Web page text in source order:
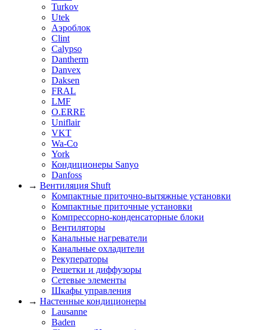
Turkov
Utek
Аэроблок
Clint
Calypso
Dantherm
Danvex
Daksen
FRAL
LMF
O.ERRE
Uniflair
VKT
Wa-Co
York
Кондиционеры Sanyo
Danfoss
→ Вентиляция Shuft
Компактные приточно-вытяжные установки
Компактные приточные установки
Компрессорно-конденсаторные блоки
Вентиляторы
Канальные нагреватели
Канальные охладители
Рекуператоры
Решетки и диффузоры
Сетевые элементы
Шкафы управления
→ Настенные кондиционеры
Lausanne
Baden